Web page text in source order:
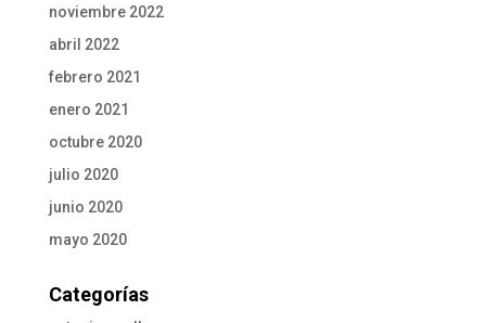
noviembre 2022
abril 2022
febrero 2021
enero 2021
octubre 2020
julio 2020
junio 2020
mayo 2020
Categorías